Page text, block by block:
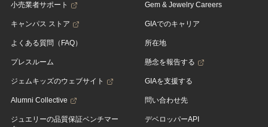
小売業者サポート
キャンパス ストア
よくある質問（FAQ）
プレスルーム
ジェムキッズのウェブサイト
Alumni Collective
ジュエリーの品質保証ベンチマー
Gem & Jewelry Careers
GIAでのキャリア
所在地
懸念を報告する
GIAを支援する
問い合わせ先
デベロッパーAPI